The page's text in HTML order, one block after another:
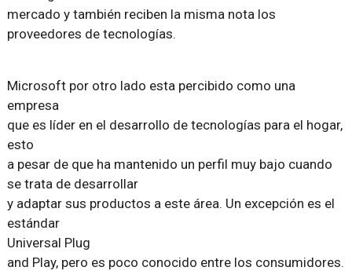
mercado y también reciben la misma nota los
proveedores de tecnologías.
Microsoft por otro lado esta percibido como una
empresa
que es líder en el desarrollo de tecnologías para el hogar,
esto
a pesar de que ha mantenido un perfil muy bajo cuando
se trata de desarrollar
y adaptar sus productos a este área. Un excepción es el
estándar
Universal Plug
and Play, pero es poco conocido entre los consumidores.